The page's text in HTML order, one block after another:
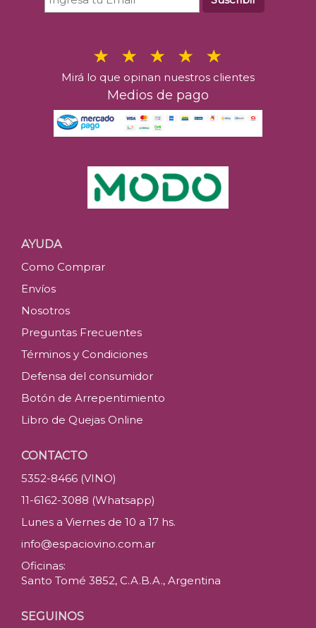
Mirá lo que opinan nuestros clientes
Medios de pago
AYUDA
Como Comprar
Envíos
Nosotros
Preguntas Frecuentes
Términos y Condiciones
Defensa del consumidor
Botón de Arrepentimiento
Libro de Quejas Online
CONTACTO
5352-8466 (VINO)
11-6162-3088 (Whatsapp)
Lunes a Viernes de 10 a 17 hs.
info@espaciovino.com.ar
Oficinas:
Santo Tomé 3852, C.A.B.A., Argentina
SEGUINOS